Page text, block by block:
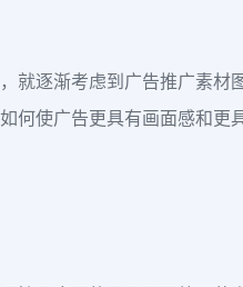
就逐渐考虑到广告推广素
何使广告更具有画面感和更